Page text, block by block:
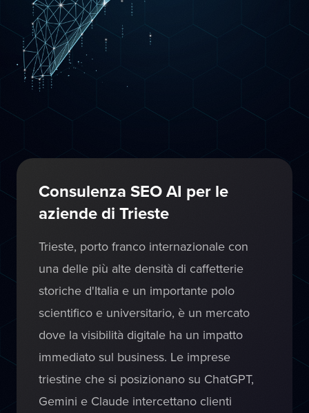
Consulenza SEO AI per le
aziende di Trieste
Trieste, porto franco internazionale con
una delle più alte densità di caffetterie
storiche d'Italia e un importante polo
scientifico e universitario, è un mercato
dove la visibilità digitale ha un impatto
immediato sul business. Le imprese
triestine che si posizionano su ChatGPT,
Gemini e Claude intercettano clienti